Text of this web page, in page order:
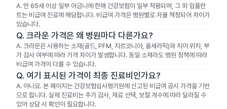
A. 만 65세 이상 일부 어금니에 한해 건강보험이 일부 적용되며, 그 외 임플란
트는 비급여 진료에 해당합니다. 비급여 가격은 병원별로 자율 책정되어 차이가
있습니다.
Q. 크라운 가격은 왜 병원마다 다른가요?
A. 크라운은 사용하는 소재(골드, PFM, 지르코니아, 올세라믹)와 치아 위치, 부
가 검사 여부에 따라 가격 차이가 발생합니다. 동일 소재라도 병원 정책에 따라
비급여 가격이 다를 수 있습니다.
Q. 여기 표시된 가격이 최종 진료비인가요?
A. 아니요. 본 페이지는 건강보험심사평가원에 신고된 비급여 공시 가격을 기반
으로 합니다. 실제 진료비는 추가 검사, 재료 선택, 보철 개수에 따라 달라질 수
있어 상담 시 확인이 필요합니다.